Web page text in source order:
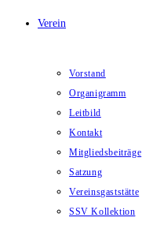
Verein
Vorstand
Organigramm
Leitbild
Kontakt
Mitgliedsbeiträge
Satzung
Vereinsgaststätte
SSV Kollektion